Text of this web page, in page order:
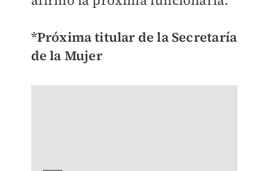
*Próxima titular de la Secretaría
de la Mujer